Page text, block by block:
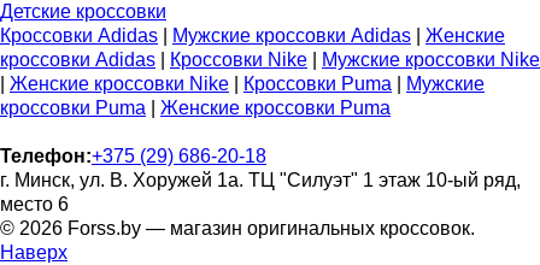
Детские кроссовки
Кроссовки Adidas
Мужские кроссовки Adidas
Женские
кроссовки Adidas
Кроссовки Nike
Мужские кроссовки Nike
Женские кроссовки Nike Кроссовки Puma
Мужские
кроссовки Puma
Женские кроссовки Puma
Телефон:+375 (29) 686-20-18
г. Минск, ул. В. Хоружей 1а. ТЦ "Силуэт" 1 этаж 10-ый ряд,
место 6
© 2026 Forss.by — магазин оригинальных кроссовок.
Наверх